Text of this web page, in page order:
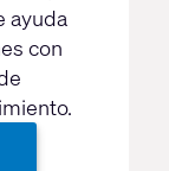
ayuda
con